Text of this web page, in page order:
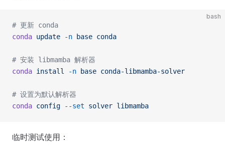
bash
# 更新 conda
conda update -n base conda
# 安装 libmamba 解析器
conda install -n base conda-libmamba-solver
# 设置为默认解析器
conda config --set solver libmamba
临时测试使用：